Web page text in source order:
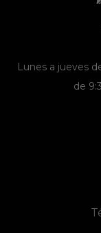
Lunes a jueves
de